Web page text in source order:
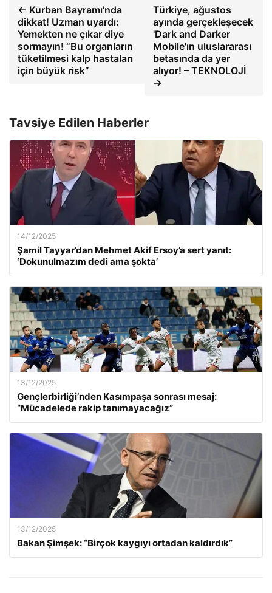
← Kurban Bayramı'nda
dikkat! Uzman uyardı:
Yemekten ne çıkar diye
sormayın! “Bu organların
tüketilmesi kalp hastaları
için büyük risk”
Türkiye, ağustos
ayında gerçekleşecek
'Dark and Darker
Mobile'ın uluslararası
betasında da yer
alıyor! – TEKNOLOJİ
→
Tavsiye Edilen Haberler
14/12/2025
Şamil Tayyar’dan Mehmet Akif Ersoy’a sert yanıt:
‘Dokunulmazım dedi ama şokta’
13/12/2025
Gençlerbirliği’nden Kasımpaşa sonrası mesaj:
“Mücadelede rakip tanımayacağız”
13/12/2025
Bakan Şimşek: “Birçok kaygıyı ortadan kaldırdık”